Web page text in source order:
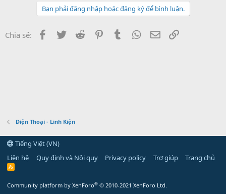
Bạn phải đăng nhập hoặc đăng ký để bình luận.
Chia sẻ: Facebook
Twitter Reddit PinterestTumblr WhatsApp
Email
Điện Thoại - Linh Kiện
Tiếng Việt (VN)
Liên hệ
Quy định và Nội quy Privacy policy Trợ giúp Trang chủ
R
Community platform by XenForo® © 2010-2021 XenForo Ltd.